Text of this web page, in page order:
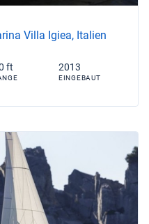
Villa Igiea, Italien
ft 2013
EINGEBAUT